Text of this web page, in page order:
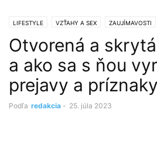
LIFESTYLE VZŤAHY A SEX ZAUJÍMAVOSTI
Otvorená a
a ako sa s ňou
prejavy a príznaky
Podľa redakcia - 25. júla 2023